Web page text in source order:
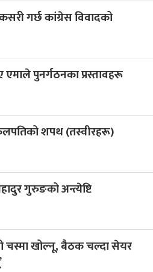
गर्छ कांग्रेस विवादको
पुनर्गठनका प्रस्तावहरू
कुलपतिको शपथ (तस्वीरहरू)
गुरुङको अन्त्येष्टि
चस्मा खोल्नू, बैठक चल्दा सेयर